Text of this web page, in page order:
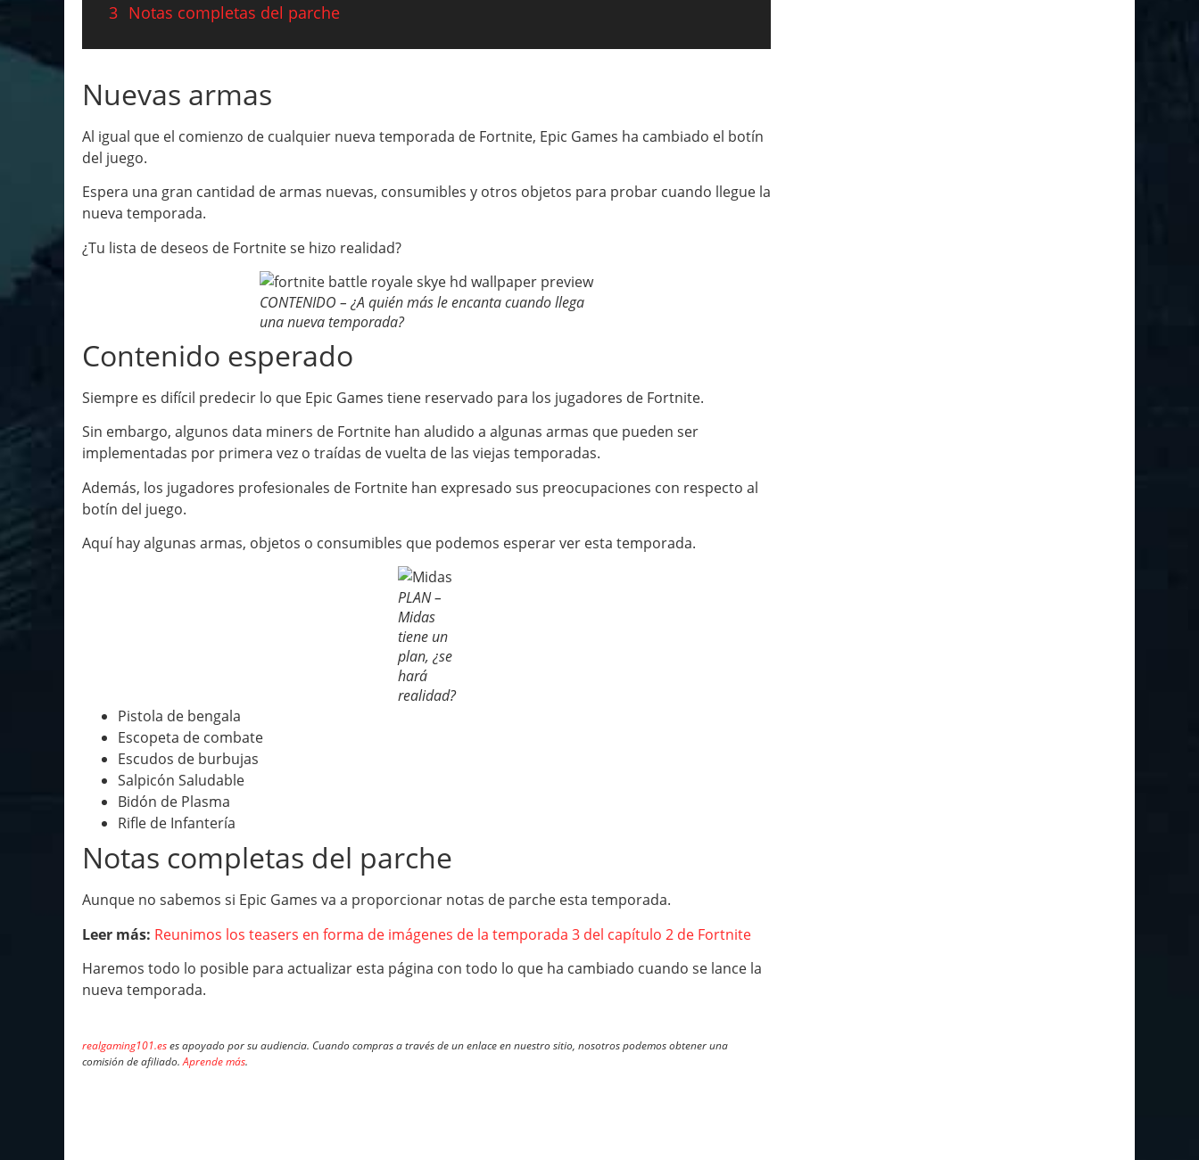
3 Notas completas del parche
Nuevas armas
Al igual que el comienzo de cualquier nueva temporada de Fortnite, Epic Games ha cambiado el botín
del juego.
Espera una gran cantidad de armas nuevas, consumibles y otros objetos para probar cuando llegue la
nueva temporada.
¿Tu lista de deseos de Fortnite se hizo realidad?
CONTENIDO – ¿A quién más le encanta cuando llega
una nueva temporada?
Contenido esperado
Siempre es difícil predecir lo que Epic Games tiene reservado para los jugadores de Fortnite.
Sin embargo, algunos data miners de Fortnite han aludido a algunas armas que pueden ser
implementadas por primera vez o traídas de vuelta de las viejas temporadas.
Además, los jugadores profesionales de Fortnite han expresado sus preocupaciones con respecto al
botín del juego.
Aquí hay algunas armas, objetos o consumibles que podemos esperar ver esta temporada.
PLAN –
Midas
tiene un
plan, ¿se
hará
realidad?
Pistola de bengala
Escopeta de combate
Escudos de burbujas
Salpicón Saludable
Bidón de Plasma
Rifle de Infantería
Notas completas del parche
Aunque no sabemos si Epic Games va a proporcionar notas de parche esta temporada.
Leer más: Reunimos los teasers en forma de imágenes de la temporada 3 del capítulo 2 de Fortnite
Haremos todo lo posible para actualizar esta página con todo lo que ha cambiado cuando se lance la
nueva temporada.
realgaming101.eses apoyado por su audiencia. Cuando compras a través de un enlace en nuestro sitio, nosotros podemos obtener una
comisión de afiliado.Aprende más.